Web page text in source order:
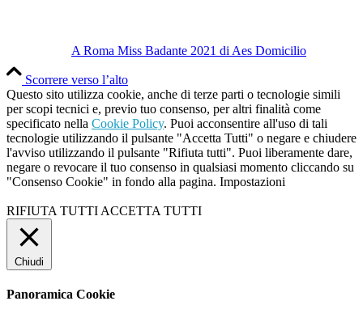
A Roma Miss Badante 2021 di Aes Domicilio
Scorrere verso l’alto
Questo sito utilizza cookie, anche di terze parti o tecnologie simili
per scopi tecnici e, previo tuo consenso, per altri finalità come
specificato nella Cookie Policy. Puoi acconsentire all'uso di tali
tecnologie utilizzando il pulsante "Accetta Tutti" o negare e chiudere
l'avviso utilizzando il pulsante "Rifiuta tutti". Puoi liberamente dare,
negare o revocare il tuo consenso in qualsiasi momento cliccando su
"Consenso Cookie" in fondo alla pagina. Impostazioni
RIFIUTA TUTTI ACCETTA TUTTI
Chiudi
Panoramica Cookie